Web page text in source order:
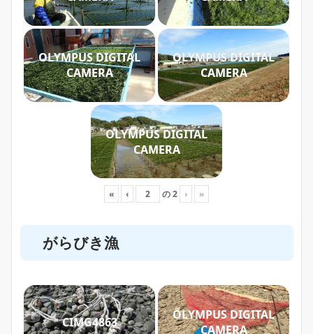
OLYMPUS DIGITAL
CAMERA
OLYMPUS DIGITAL
CAMERA
OLYMPUS DIGITAL
CAMERA
« ‹ の2 › »
がらびき漁
CIMG4863
OLYMPUS DIGITAL
CAMERA